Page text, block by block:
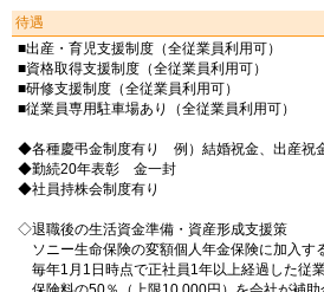
待遇
■出産・育児支援制度（全従業員利用可）
■資格取得支援制度（全従業員利用可）
■研修支援制度（全従業員利用可）
■従業員専用駐車場あり（全従業員利用可）
◆各種慶弔金制度有り 例）結婚祝金、出産祝
◆勤続20年表彰 金一封
◆社員持株会制度有り
◇退職後の生活資金準備・資産形成支援策
ソニー生命保険の変額個人年金保険に加入す
毎年1月1日時点で正社員1年以上経過した従業